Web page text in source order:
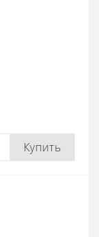
Купить